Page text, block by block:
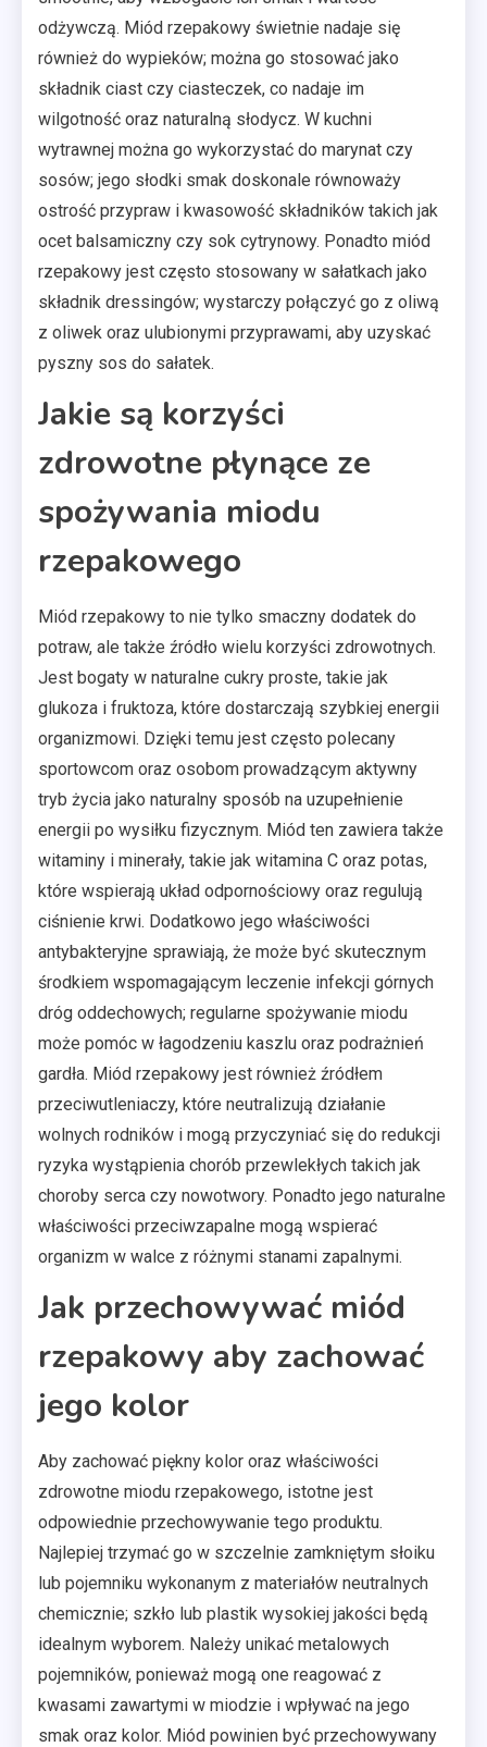
odżywczą. Miód rzepakowy świetnie nadaje się
również do wypieków; można go stosować jako
składnik ciast czy ciasteczek, co nadaje im
wilgotność oraz naturalną słodycz. W kuchni
wytrawnej można go wykorzystać do marynat czy
sosów; jego słodki smak doskonale równoważy
ostrość przypraw i kwasowość składników takich jak
ocet balsamiczny czy sok cytrynowy. Ponadto miód
rzepakowy jest często stosowany w sałatkach jako
składnik dressingów; wystarczy połączyć go z oliwą
z oliwek oraz ulubionymi przyprawami, aby uzyskać
pyszny sos do sałatek.
Jakie są korzyści
zdrowotne płynące ze
spożywania miodu
rzepakowego
Miód rzepakowy to nie tylko smaczny dodatek do
potraw, ale także źródło wielu korzyści zdrowotnych.
Jest bogaty w naturalne cukry proste, takie jak
glukoza i fruktoza, które dostarczają szybkiej energii
organizmowi. Dzięki temu jest często polecany
sportowcom oraz osobom prowadzącym aktywny
tryb życia jako naturalny sposób na uzupełnienie
energii po wysiłku fizycznym. Miód ten zawiera także
witaminy i minerały, takie jak witamina C oraz potas,
które wspierają układ odpornościowy oraz regulują
ciśnienie krwi. Dodatkowo jego właściwości
antybakteryjne sprawiają, że może być skutecznym
środkiem wspomagającym leczenie infekcji górnych
dróg oddechowych; regularne spożywanie miodu
może pomóc w łagodzeniu kaszlu oraz podrażnień
gardła. Miód rzepakowy jest również źródłem
przeciwutleniaczy, które neutralizują działanie
wolnych rodników i mogą przyczyniać się do redukcji
ryzyka wystąpienia chorób przewlekłych takich jak
choroby serca czy nowotwory. Ponadto jego naturalne
właściwości przeciwzapalne mogą wspierać
organizm w walce z różnymi stanami zapalnymi.
Jak przechowywać miód
rzepakowy aby zachować
jego kolor
Aby zachować piękny kolor oraz właściwości
zdrowotne miodu rzepakowego, istotne jest
odpowiednie przechowywanie tego produktu.
Najlepiej trzymać go w szczelnie zamkniętym słoiku
lub pojemniku wykonanym z materiałów neutralnych
chemicznie; szkło lub plastik wysokiej jakości będą
idealnym wyborem. Należy unikać metalowych
pojemników, ponieważ mogą one reagować z
kwasami zawartymi w miodzie i wpływać na jego
smak oraz kolor. Miód powinien być przechowywany